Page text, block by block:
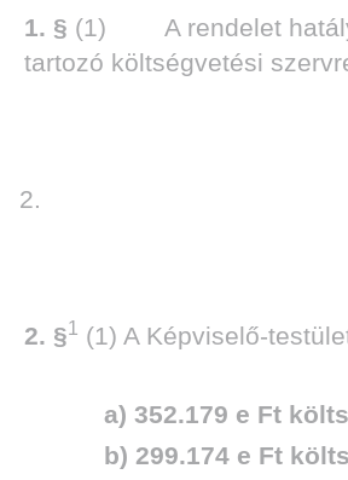
1. § (1) A rendelet hatálya
tartozó költségvetési
2. §1 (1) A Képviselő-
a) 352.179 e Ft
b) 299.174 e Ft